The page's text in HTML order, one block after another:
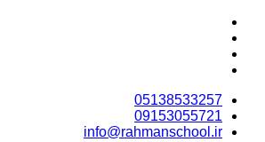
05138533257
09153055721
info@rahmanschool.ir